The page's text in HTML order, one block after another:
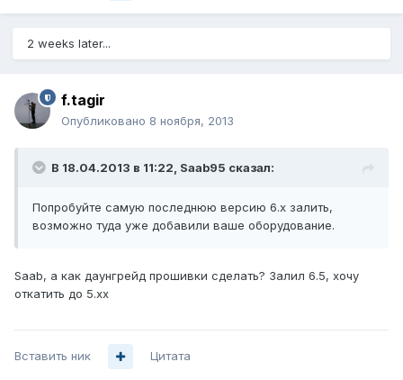
2 weeks later...
f.tagir
Опубликовано 8 ноября, 2013
В 18.04.2013 в 11:22, Saab95 сказал:
Попробуйте самую последнюю версию 6.х залить,
возможно туда уже добавили ваше оборудование.
Saab, а как даунгрейд прошивки сделать? Залил 6.5, хочу
откатить до 5.хх
Вставить ник Цитата